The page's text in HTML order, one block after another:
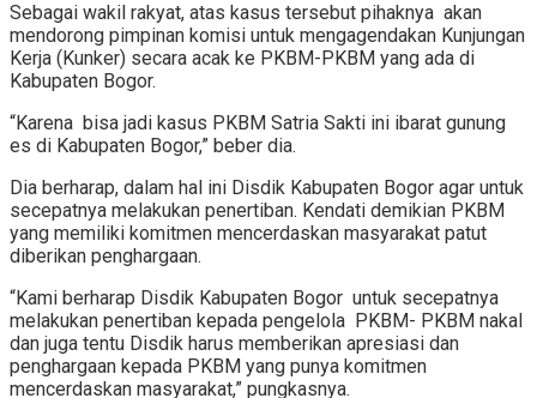
Sebagai wakil rakyat, atas kasus tersebut pihaknya akan
mendorong pimpinan komisi untuk mengagendakan Kunjungan
Kerja (Kunker) secara acak ke PKBM-PKBM yang ada di
Kabupaten Bogor.
“Karena bisa jadi kasus PKBM Satria Sakti ini ibarat gunung
es di Kabupaten Bogor,” beber dia.
Dia berharap, dalam hal ini Disdik Kabupaten Bogor agar untuk
secepatnya melakukan penertiban. Kendati demikian PKBM
yang memiliki komitmen mencerdaskan masyarakat patut
diberikan penghargaan.
“Kami berharap Disdik Kabupaten Bogor untuk secepatnya
melakukan penertiban kepada pengelola PKBM- PKBM nakal
dan juga tentu Disdik harus memberikan apresiasi dan
penghargaan kepada PKBM yang punya komitmen
mencerdaskan masyarakat,” pungkasnya.